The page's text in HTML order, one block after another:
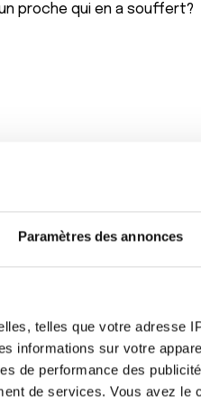
Paramètres des annonces
telles que votre adresse
informations sur votre
de performance des
de services. Vous avez le
proche qui en a souffert?
c'est vrai qu'il y a de
en plus dans les
parce qu'ils sont
beaucoup plus
pas à l'heure, mais